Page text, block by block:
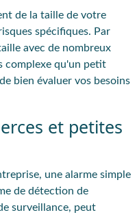
de la taille de votre
spécifiques. Par
avec de nombreux
complexe qu'un petit
bien évaluer vos besoins
et petites
une alarme simple
de détection de
surveillance, peut